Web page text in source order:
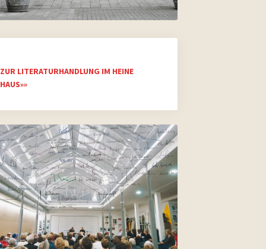
ZUR LITERATURHANDLUNG IM HEINE
HAUS»»